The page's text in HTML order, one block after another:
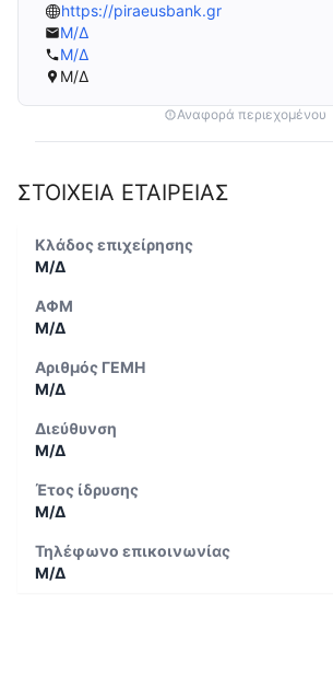
https://piraeusbank.gr
Μ/Δ
Μ/Δ
Μ/Δ
Αναφορά περιεχομένου
ΣΤΟΙΧΕΙΑ ΕΤΑΙΡΕΙΑΣ
Κλάδος επιχείρησης
Μ/Δ
ΑΦΜ
Μ/Δ
Αριθμός ΓΕΜΗ
Μ/Δ
Διεύθυνση
Μ/Δ
Έτος ίδρυσης
Μ/Δ
Τηλέφωνο επικοινωνίας
Μ/Δ